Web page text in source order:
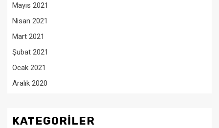
Mayıs 2021
Nisan 2021
Mart 2021
Şubat 2021
Ocak 2021
Aralık 2020
KATEGORILER